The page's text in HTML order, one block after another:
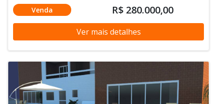
Venda R$ 280.000,00
Ver mais detalhes